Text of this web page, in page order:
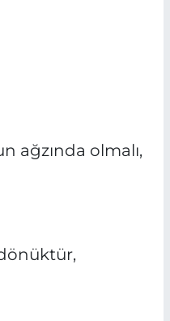
ağzında olmalı,